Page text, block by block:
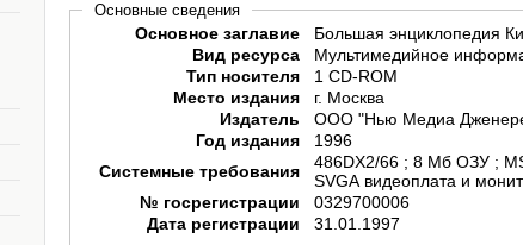
Основные сведения
Основное заглавие
Большая энциклопедия
Вид ресурса
Мультимедийное
Тип носителя
1 CD-ROM
Место издания
г. Москва
Издатель
ООО "Нью Медиа
Год издания
1996
Системные требования
486DX2/66 ; 8 Мб ОЗУ ;
SVGA видеоплата и
№ госрегистрации
0329700006
Дата регистрации
31.01.1997